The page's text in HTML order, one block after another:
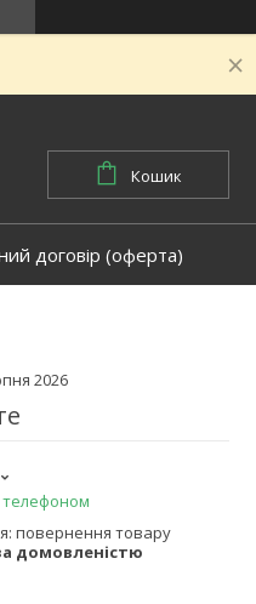
Кошик
договір (оферта)
2026
телефоном
повернення товару
домовленістю